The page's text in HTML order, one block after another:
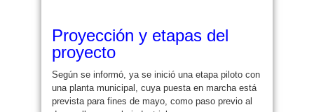
Proyección y etapas del
proyecto
Según se informó, ya se inició una etapa piloto con
una planta municipal, cuya puesta en marcha está
prevista para fines de mayo, como paso previo al